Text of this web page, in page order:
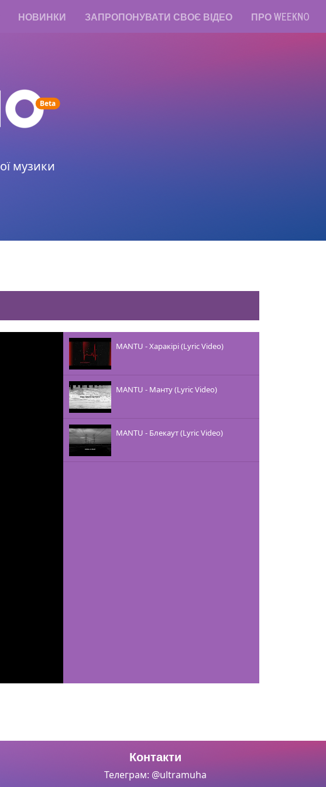
НОВИНКИ ЗАПРОПОНУВАТИ СВОЄ ВІДЕО ПРО WEEKNO
Betaunread messages
музики
MANTU - Харакірі (Lyric Video)
MANTU - Манту (Lyric Video)
MANTU - Блекаут (Lyric Video)
Контакти
Телеграм: @ultramuha